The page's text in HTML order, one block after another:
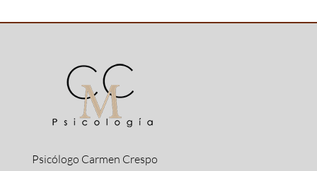
Psicólogo Carmen Crespo